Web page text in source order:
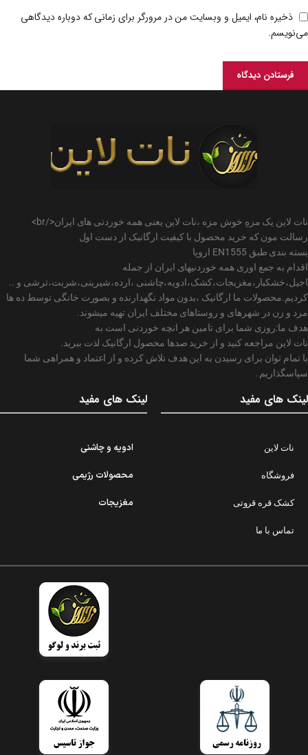
ذخیره نام، ایمیل و وبسایت من در مرورگر برای زمانی که دوباره دیدگاهی
می‌نویسم.
نات لاین یک مزهِ خوش مزه ،نات لاین یعنی همه خوردنی های ایران</br>
رسالت مون که خرید محصول با کیفیت ارگانیک از دست اول
بسته بندی طبق EN1555 اروپا
اقدام به جمع اوری همه خوردنیهای ایران از جمله
اجیل،خشکبار،مغزیجات،کشک،ادویه،چاشنی ،ارده،شیرینی،شربت،ترشی و ..
کردیم.محصولات ما ارگانیک ،بدون مواد نگهدارنده و بصورت خانگی توسط ده ها
مرد و زن در شهرهای و روستاهای مختلف ایران تهیه میشوند.
هدف ما:روزی شما برای تامین هر انچه خوردنی است به
نات لاین مراجعه کنید و از خرید صدها محصول ارگانیک لذت ببرید.
با تمام توان برای رسیدن به این هدف تلاش کرده و از اعتماد و همراهی شما
سپاسگذاریم .
لینک های مفید
نات لاین
فروشگاه
کشک قره قروتی
تماس با ما
لینک های مفید
ادویه و چاشنی
محصولات رژیمی
مغزیجات